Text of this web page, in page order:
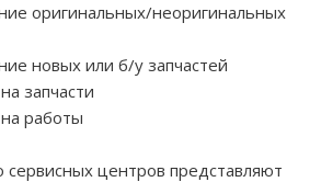
оригинальных/неоригинальных
новых или б/у запчастей
запчасти
работы
сервисных центров представляют